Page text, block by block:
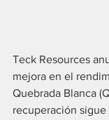
Teck Resources
mejora en el
Quebrada Blanca
recuperación sigue